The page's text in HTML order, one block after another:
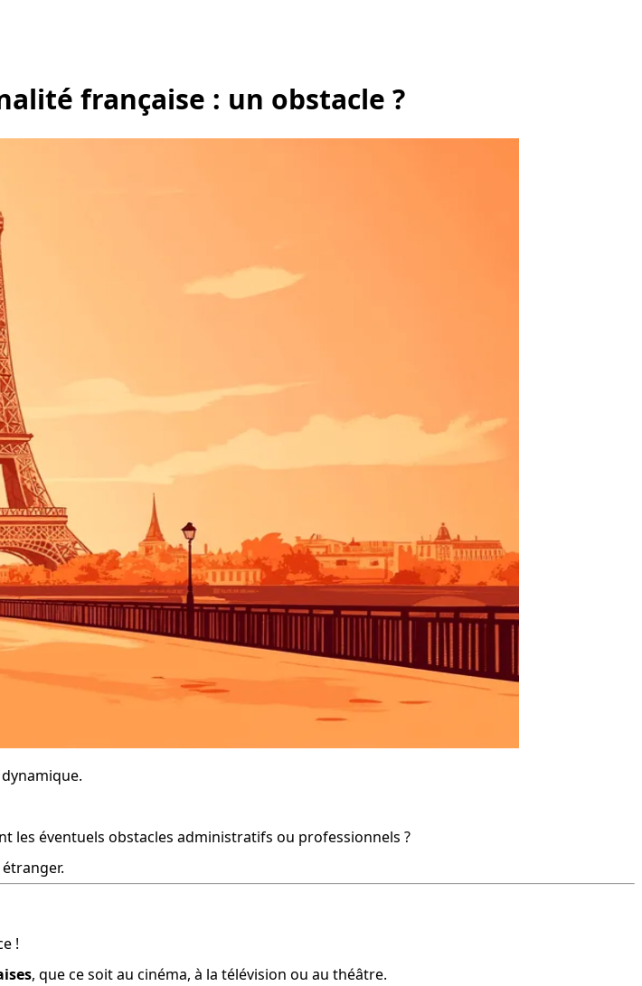
française : un obstacle ?
les éventuels obstacles administratifs ou professionnels ?
!
, que ce soit au cinéma, à la télévision ou au théâtre.